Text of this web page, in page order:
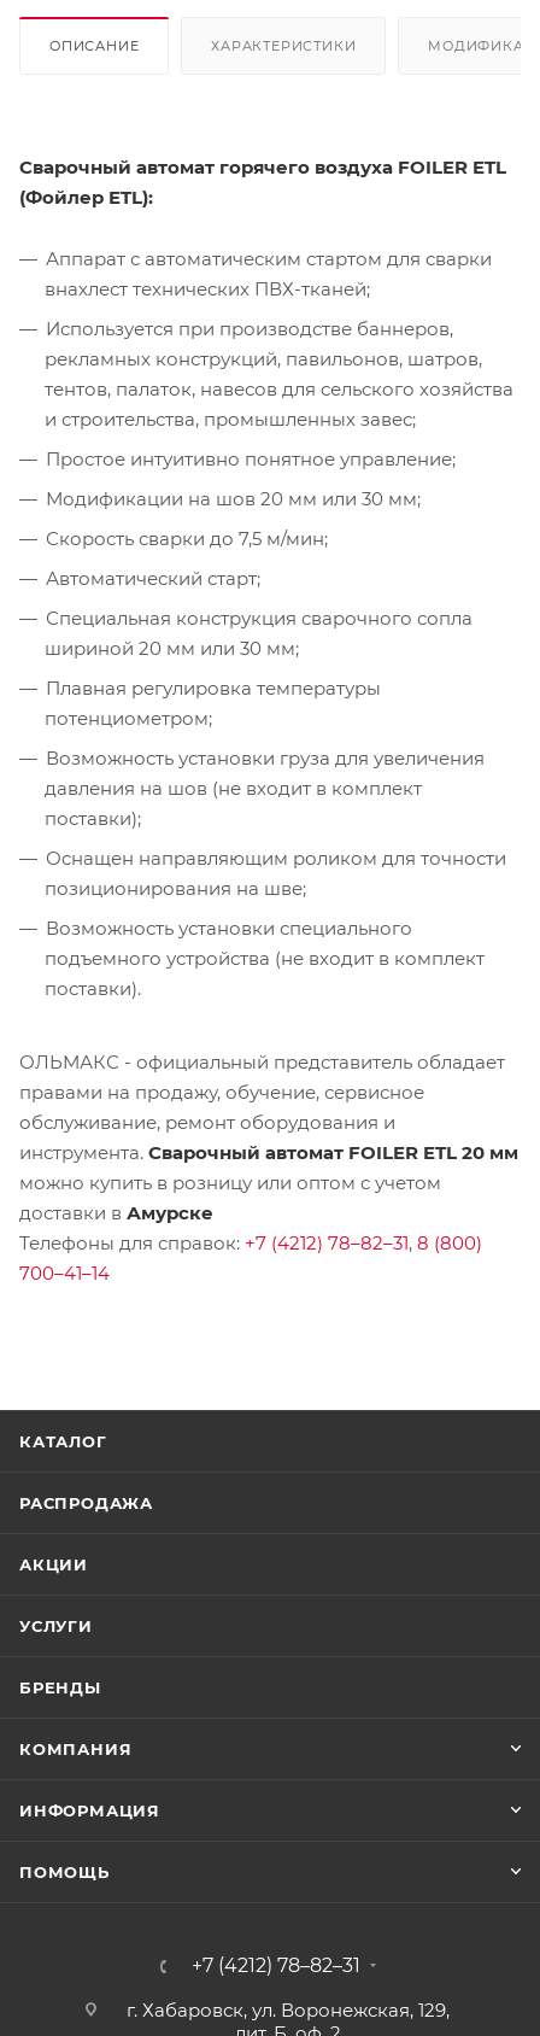
ОПИСАНИЕ ХАРАКТЕРИСТИКИ
Сварочный автомат горячего воздуха FOILER ETL
(Фойлер ETL):
Аппарат с автоматическим стартом для сварки
внахлест технических ПВХ-тканей;
Используется при производстве баннеров,
рекламных конструкций, павильонов, шатров,
тентов, палаток, навесов для сельского хозяйства
и строительства, промышленных завес;
Простое интуитивно понятное управление;
Модификации на шов 20 мм или 30 мм;
Скорость сварки до 7,5 м/мин;
Автоматический старт;
Специальная конструкция сварочного сопла
шириной 20 мм или 30 мм;
Плавная регулировка температуры
потенциометром;
Возможность установки груза для увеличения
давления на шов (не входит в комплект
поставки);
Оснащен направляющим роликом для точности
позиционирования на шве;
Возможность установки специального
подъемного устройства (не входит в комплект
поставки).
ОЛЬМАКС - официальный представитель обладает
правами на продажу, обучение, сервисное
обслуживание, ремонт оборудования и
инструмента. Сварочный автомат FOILER ETL 20 мм
можно купить в розницу или оптом с учетом
доставки в Амурске
Телефоны для справок: +7 (4212) 78–82–31, 8 (800)
700–41–14
КАТАЛОГ
РАСПРОДАЖА
АКЦИИ
УСЛУГИ
БРЕНДЫ
КОМПАНИЯ
ИНФОРМАЦИЯ
ПОМОЩЬ
+7 (4212) 78–82–31
г. Хабаровск, ул. Воронежская, 129,